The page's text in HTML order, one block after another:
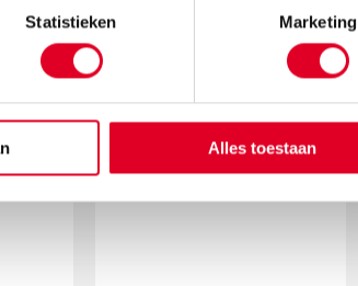
Statistieken Marketing
Alles toestaan
in
Lees meer